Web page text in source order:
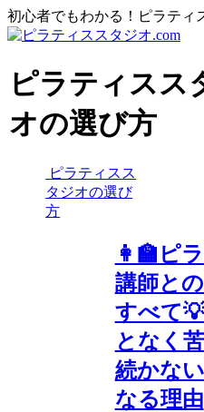
初心者でもわかる！ピラティ
ピラティスス
オの選び方
ピラティスス
タジオの選び
方
👩‍🏫ピ
講師と
すべて
となく
続かな
なる理由